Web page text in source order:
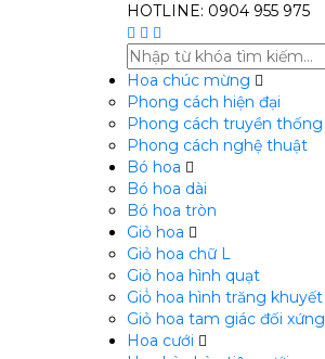
HOTLINE: 0904 955 975
Hoa chúc mừng
Phong cách hiện đại
Phong cách truyền thống
Phong cách nghệ thuật
Bó hoa
Bó hoa dài
Bó hoa tròn
Giỏ hoa
Giỏ hoa chữ L
Giỏ hoa hình quạt
Giỏ̉ hoa hình trăng khuyết
Giỏ hoa tam giác đối xứng
Hoa cưới